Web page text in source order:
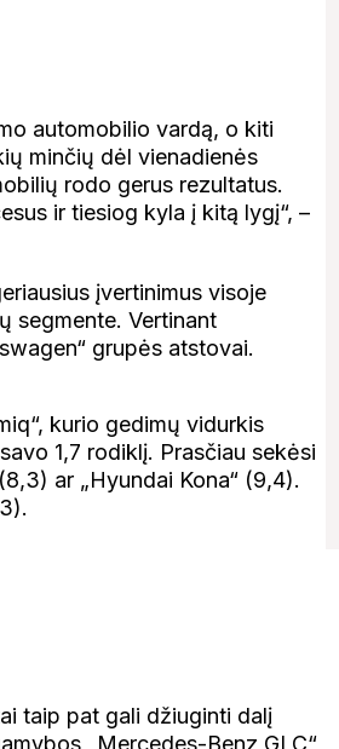
automobilio vardą, o kiti
minčių dėl vienadienės
rodo gerus rezultatus.
ir tiesiog kyla į kitą lygį“, –
įvertinimus visoje
segmente. Vertinant
grupės atstovai.
kurio gedimų vidurkis
1,7 rodiklį. Prasčiau sekėsi
ar „Hyundai Kona“ (9,4).
taip pat gali džiuginti dalį
„Mercedes-Benz GLC“